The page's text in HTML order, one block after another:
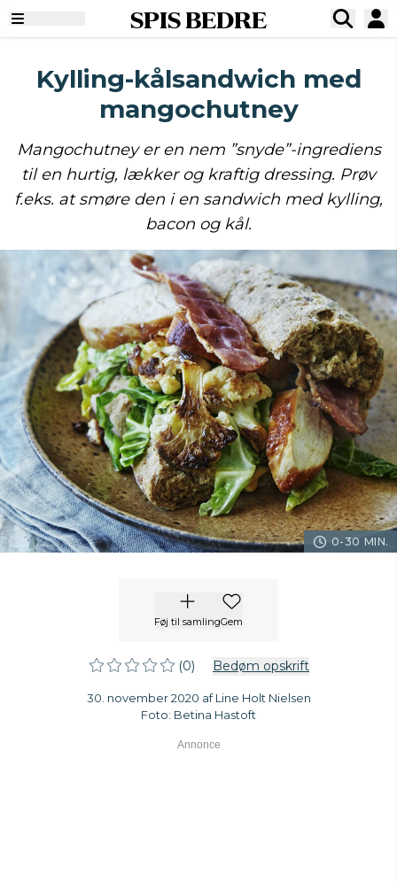
SPIS BEDRE
Kylling-kålsandwich med
mangochutney
Mangochutney er en nem ”snyde”-ingrediens
til en hurtig, lækker og kraftig dressing. Prøv
f.eks. at smøre den i en sandwich med kylling,
bacon og kål.
0-30 MIN.
Føj til samlingGem
(0) Bedøm opskrift
30. november 2020 af Line Holt Nielsen
Foto: Betina Hastoft